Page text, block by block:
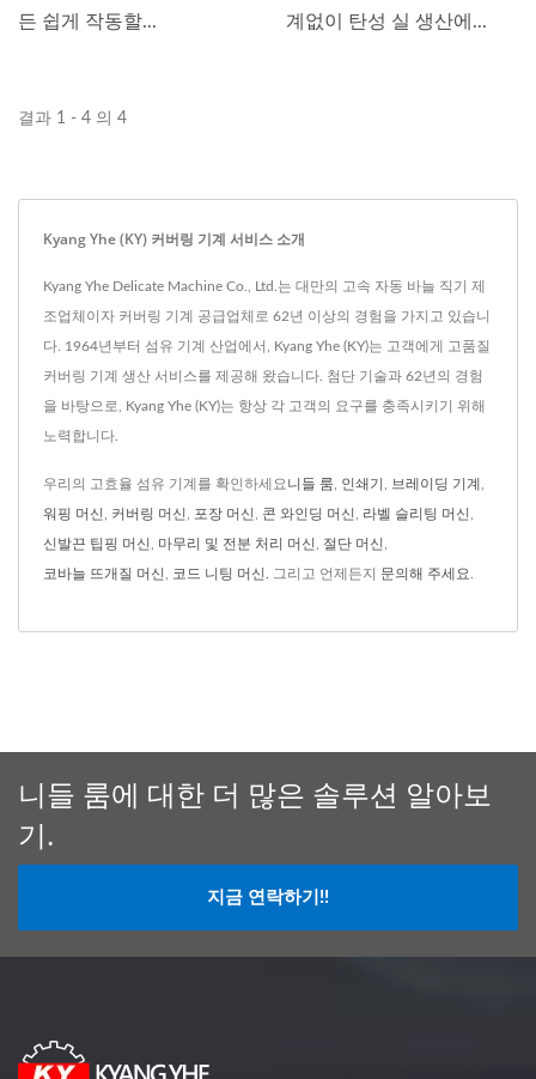
든 쉽게 작동할...
계없이 탄성 실 생산에...
결과 1 - 4 의 4
Kyang Yhe (KY) 커버링 기계 서비스 소개
Kyang Yhe Delicate Machine Co., Ltd.는 대만의 고속 자동 바늘 직기 제
조업체이자 커버링 기계 공급업체로 62년 이상의 경험을 가지고 있습니
다. 1964년부터 섬유 기계 산업에서, Kyang Yhe (KY)는 고객에게 고품질
커버링 기계 생산 서비스를 제공해 왔습니다. 첨단 기술과 62년의 경험
을 바탕으로, Kyang Yhe (KY)는 항상 각 고객의 요구를 충족시키기 위해
노력합니다.
우리의 고효율 섬유 기계를 확인하세요 니들 룸 인쇄기 브레이딩 기계
워핑 머신 커버링 머신 포장 머신 콘 와인딩 머신 라벨 슬리팅 머신
신발끈 팁핑 머신 마무리 및 전분 처리 머신 절단 머신
코바늘 뜨개질 머신 코드 니팅 머신. 그리고 언제든지 문의해 주세요
니들 룸에 대한 더 많은 솔루션 알아보
기.
지금 연락하기!!